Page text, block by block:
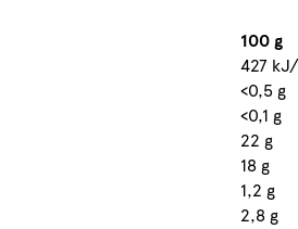
100 g
427
<0,5 g
<0,1 g
22 g
18 g
1,2 g
2,8 g